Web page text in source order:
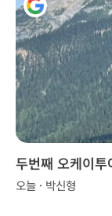
두번째 오케이
오늘 · 박신형